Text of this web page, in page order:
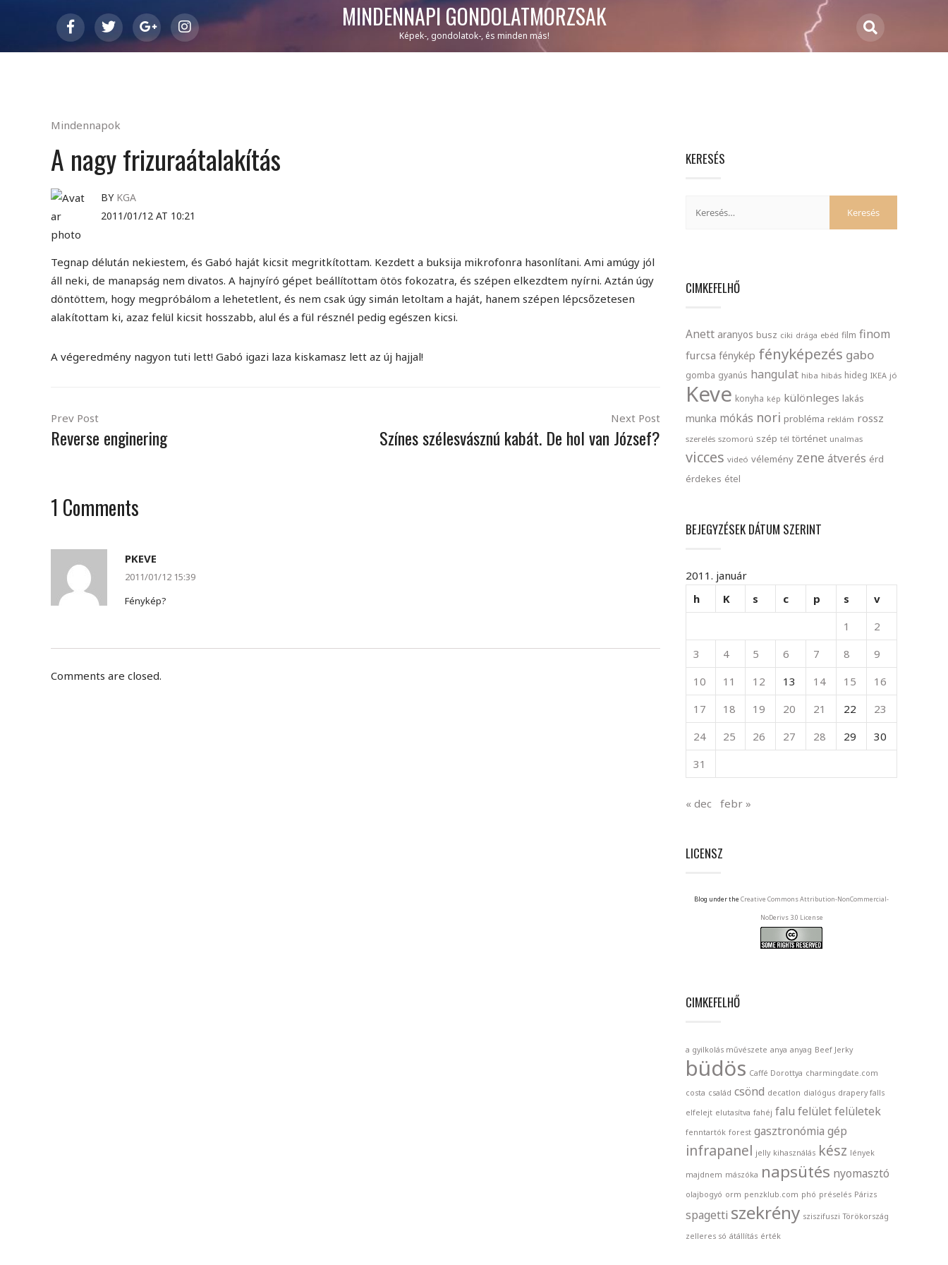
MINDENNAPI GONDOLATMORZSÁK
Képek-, gondolatok-, és minden más!
Mindennapok
A nagy frizuraátalakítás
BY KGA
2011/01/12 AT 10:21
Tegnap délután nekiestem, és Gabó haját kicsit megritkítottam. Kezdett a buksija mikrofonra hasonlítani. Ami amúgy jól
áll neki, de manapság nem divatos. A hajnyíró gépet beállítottam ötös fokozatra, és szépen elkezdtem nyírni. Aztán úgy
döntöttem, hogy megpróbálom a lehetetlent, és nem csak úgy simán letoltam a haját, hanem szépen lépcsőzetesen
alakítottam ki, azaz felül kicsit hosszabb, alul és a fül résznél pedig egészen kicsi.
A végeredmény nagyon tuti lett! Gabó igazi laza kiskamasz lett az új hajjal!
Prev Post
Reverse enginering
Next Post
Színes szélesvásznú kabát. De hol van József?
1 Comments
PKEVE
2011/01/12 15:39
Fénykép?
Comments are closed.
KERESÉS
CIMKEFELHŐ
Anett aranyos busz ciki drága ebéd film finom
furcsa fénykép fényképezés gabo
gomba gyanús hangulat hiba hibás hideg IKEA jó
Keve konyha kép különleges lakás
munka mókás nori probléma reklám rossz
szerelés szomorú szép tél történet unalmas
vicces videó vélemény zene átverés érd
érdekes étel
BEJEGYZÉSEK DÁTUM SZERINT
2011. január
h
K s c p s
v
1
2
3
4 5 6 7 8
9
10
11 12 13 14 15
16
17
18 19 20 21 22
23
24
25 26 27 28 29
30
31
« dec febr »
LICENSZ
Blog under the Creative Commons Attribution-NonCommercial-
NoDerivs 3.0 License
CIMKEFELHŐ
a gyilkolás művészete anya anyag Beef Jerky
büdös Caffé Dorottya charmingdate.com
costa család csönd decatlon dialógus drapery falls
elfelejt elutasítva fahéj falu felületfelületek
fenntartók forest gasztronómia gép
infrapanel jelly kihasználás kész lények
majdnem mászóka napsütés nyomasztó
olajbogyó orm penzklub.com phó préselés Párizs
spagetti szekrény sziszifuszi Törökország
zelleres só átállítás érték